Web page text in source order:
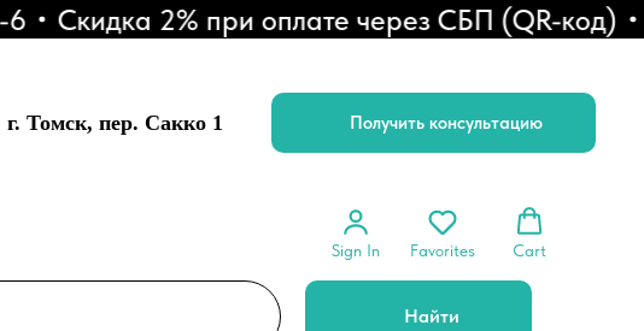
Скидка 2% при оплате через СБП (QR-код)
г. Томск, пер. Сакко 1 Получить консультацию
Sign In Favorites Cart
Найти